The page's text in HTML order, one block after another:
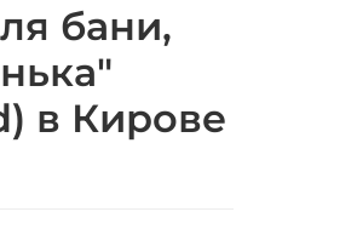
бани,
в Кирове